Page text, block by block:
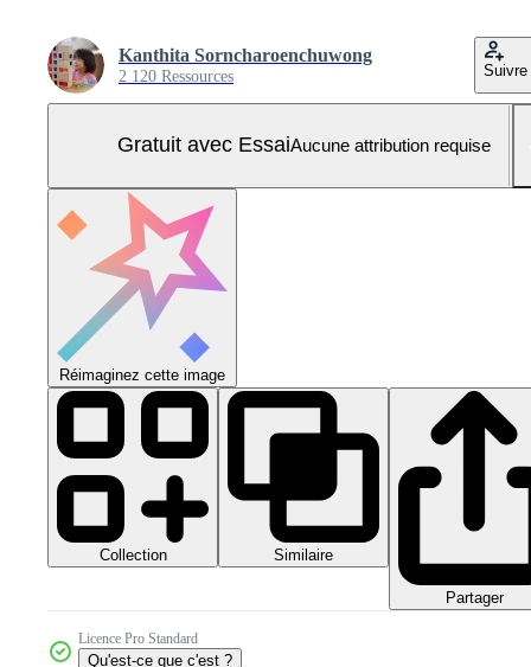
Kanthita Sorncharoenchuwong
2 120 Ressources Suivre
Gratuit avec EssaiAucune attribution requise
Réimaginez cette image
Collection Similaire
Partager
Licence Pro Standard
Qu'est-ce que c'est ?